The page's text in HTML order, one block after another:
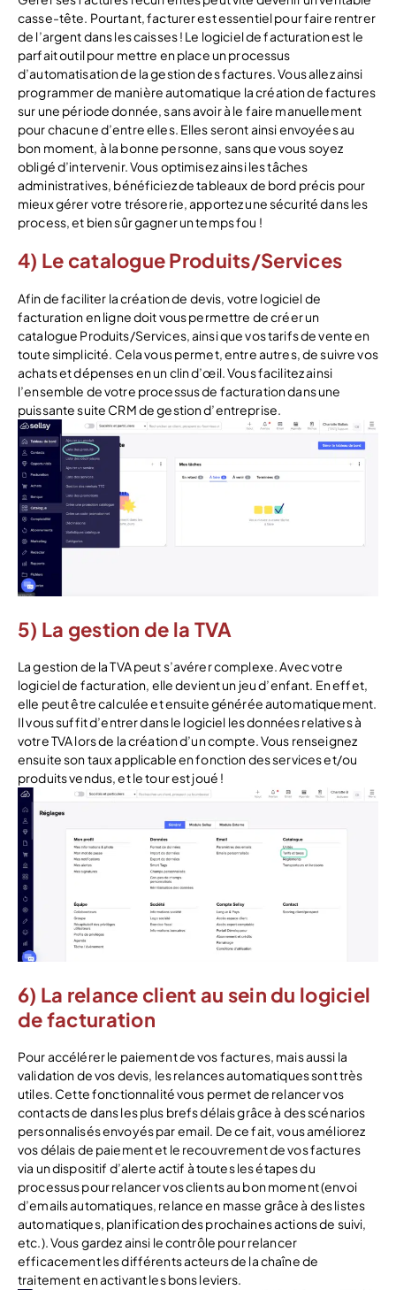
casse-tête. Pourtant, facturer est essentiel pour faire rentrer
de l’argent dans les caisses ! Le logiciel de facturation est le
parfait outil pour mettre en place un processus
d’automatisation de la gestion des factures. Vous allez ainsi
programmer de manière automatique la création de factures
sur une période donnée, sans avoir à le faire manuellement
pour chacune d’entre elles. Elles seront ainsi envoyées au
bon moment, à la bonne personne, sans que vous soyez
obligé d’intervenir. Vous optimisez ainsi les tâches
administratives, bénéficiez de tableaux de bord précis pour
mieux gérer votre trésorerie, apportez une sécurité dans les
process, et bien sûr gagner un temps fou !
4) Le catalogue Produits/Services
Afin de faciliter la création de devis, votre logiciel de
facturation en ligne doit vous permettre de créer un
catalogue Produits/Services, ainsi que vos tarifs de vente en
toute simplicité. Cela vous permet, entre autres, de suivre vos
achats et dépenses en un clin d’œil. Vous facilitez ainsi
l’ensemble de votre processus de facturation dans une
puissante suite CRM de gestion d’entreprise.
5) La gestion de la TVA
La gestion de la TVA peut s’avérer complexe. Avec votre
logiciel de facturation, elle devient un jeu d’enfant. En effet,
elle peut être calculée et ensuite générée automatiquement.
Il vous suffit d’entrer dans le logiciel les données relatives à
votre TVA lors de la création d’un compte. Vous renseignez
ensuite son taux applicable en fonction des services et/ou
produits vendus, et le tour est joué !
6) La relance client au sein du logiciel
de facturation
Pour accélérer le paiement de vos factures, mais aussi la
validation de vos devis, les relances automatiques sont très
utiles. Cette fonctionnalité vous permet de relancer vos
contacts de dans les plus brefs délais grâce à des scénarios
personnalisés envoyés par email. De ce fait, vous améliorez
vos délais de paiement et le recouvrement de vos factures
via un dispositif d’alerte actif à toutes les étapes du
processus pour relancer vos clients au bon moment (envoi
d’emails automatiques, relance en masse grâce à des listes
automatiques, planification des prochaines actions de suivi,
etc.). Vous gardez ainsi le contrôle pour relancer
efficacement les différents acteurs de la chaîne de
traitement en activant les bons leviers.